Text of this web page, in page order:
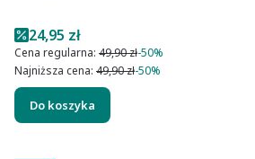
Cena promocyjna
24,95 zł
Cena regularna: 49,90 zł-50%
Najniższa cena: 49,90 zł-50%
Do koszyka